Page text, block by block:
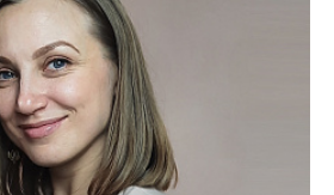
Здравоохранения и
им. В.М. Бехтерева.
2-е место в той же номинации
(2025г.)
кто принимал участие в нашем